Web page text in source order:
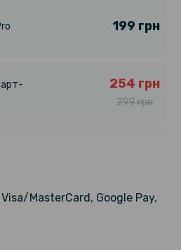
199 грн
254 грн
299 грн
MasterCard, Google Pay,